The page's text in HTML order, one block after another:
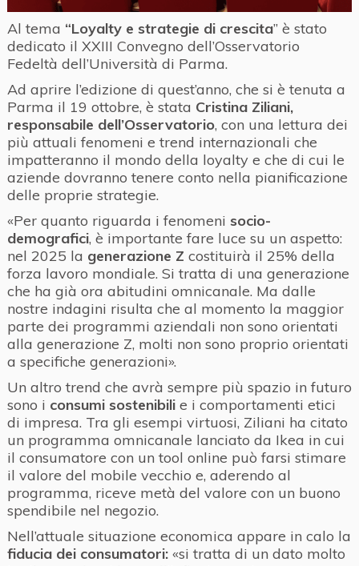
Al tema “Loyalty e strategie di crescita” è stato
dedicato il XXIII Convegno dell’Osservatorio
Fedeltà dell’Università di Parma.
Ad aprire l’edizione di quest’anno, che si è tenuta a
Parma il 19 ottobre, è stata Cristina Ziliani,
responsabile dell’Osservatorio, con una lettura dei
più attuali fenomeni e trend internazionali che
impatteranno il mondo della loyalty e che di cui le
aziende dovranno tenere conto nella pianificazione
delle proprie strategie.
«Per quanto riguarda i fenomeni socio-
demografici, è importante fare luce su un aspetto:
nel 2025 la generazione Z costituirà il 25% della
forza lavoro mondiale. Si tratta di una generazione
che ha già ora abitudini omnicanale. Ma dalle
nostre indagini risulta che al momento la maggior
parte dei programmi aziendali non sono orientati
alla generazione Z, molti non sono proprio orientati
a specifiche generazioni».
Un altro trend che avrà sempre più spazio in futuro
sono i consumi sostenibilie i comportamenti etici
di impresa. Tra gli esempi virtuosi, Ziliani ha citato
un programma omnicanale lanciato da Ikea in cui
il consumatore con un tool online può farsi stimare
il valore del mobile vecchio e, aderendo al
programma, riceve metà del valore con un buono
spendibile nel negozio.
Nell’attuale situazione economica appare in calo la
fiducia dei consumatori:«si tratta di un dato molto